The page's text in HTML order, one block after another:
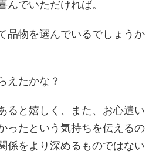
んでいただければ。
品物を選んでいるでしょうか
えたかな？
ると嬉しく、また、お心遣い
ったという気持ちを伝えるの
係をより深めるものではない